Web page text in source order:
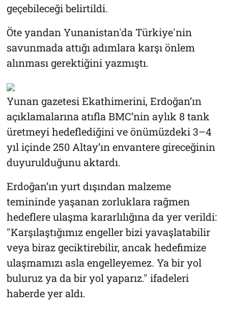
geçebileceği belirtildi.
Öte yandan Yunanistan'da Türkiye'nin
savunmada attığı adımlara karşı önlem
alınması gerektiğini yazmıştı.
Yunan gazetesi Ekathimerini, Erdoğan’ın
açıklamalarına atıfla BMC’nin aylık 8 tank
üretmeyi hedeflediğini ve önümüzdeki 3–4
yıl içinde 250 Altay’ın envantere gireceğinin
duyurulduğunu aktardı.
Erdoğan’ın yurt dışından malzeme
temininde yaşanan zorluklara rağmen
hedeflere ulaşma kararlılığına da yer verildi:
"Karşılaştığımız engeller bizi yavaşlatabilir
veya biraz geciktirebilir, ancak hedefimize
ulaşmamızı asla engelleyemez. Ya bir yol
buluruz ya da bir yol yaparız." ifadeleri
haberde yer aldı.